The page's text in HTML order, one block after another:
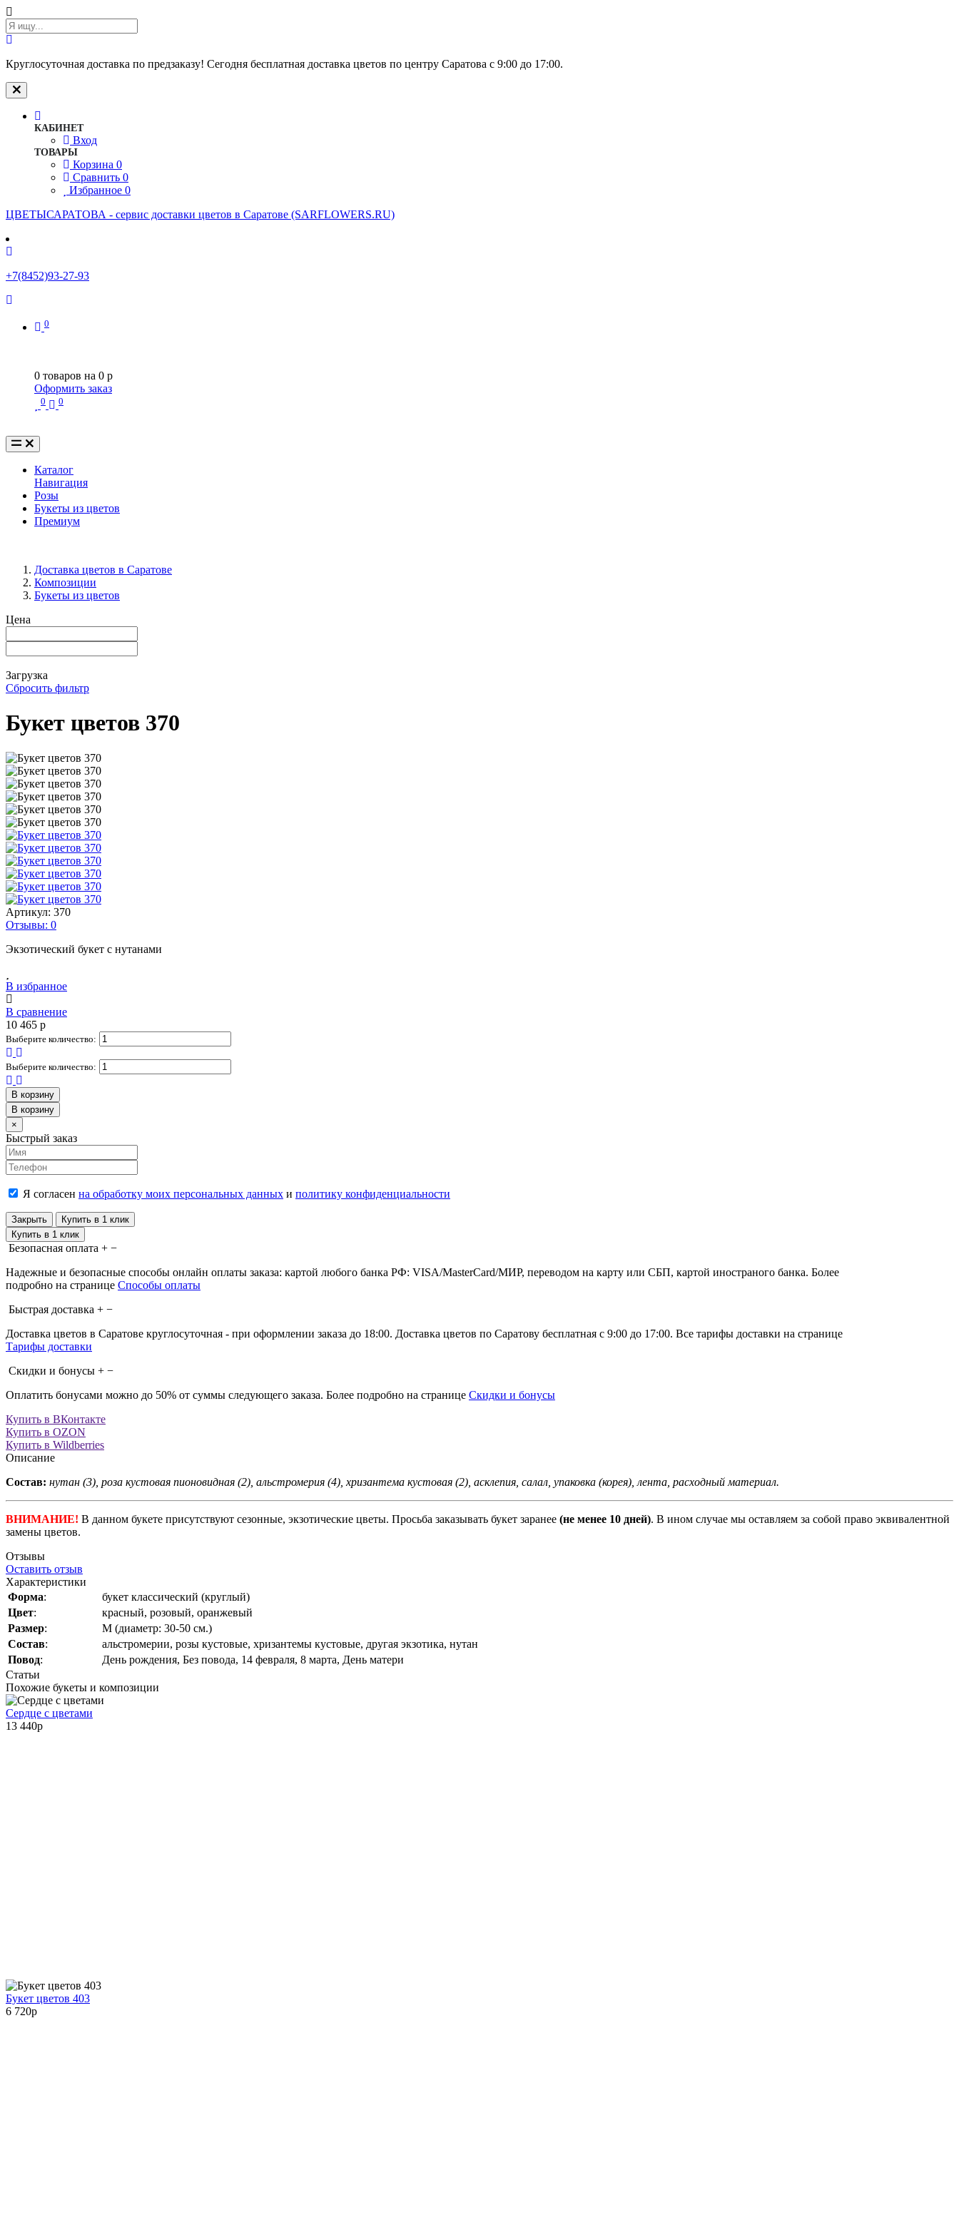
Круглосуточная доставка по предзаказу! Сегодня бесплатная доставка цветов по центру Саратова с 9:00 до 17:00.
КАБИНЕТ
Вход
ТОВАРЫ
Корзина 0
Сравнить 0
Избранное 0
ЦВЕТЫСАРАТОВА - cервис доставки цветов в Саратове (SARFLOWERS.RU)
+7(8452)93-27-93
0
0 товаров на 0 p
Оформить заказ
0 0
Каталог
Навигация
Розы
Букеты из цветов
Премиум
Доставка цветов в Саратове
Композиции
Букеты из цветов
Цена
Загрузка
Сбросить фильтр
Букет цветов 370
Артикул: 370
Отзывы: 0
Экзотический букет с нутанами
В избранное
В сравнение
10 465 p
Выберите количество:
Выберите количество:
В корзину
В корзину
×
Быстрый заказ
Я согласен на обработку моих персональных данных и политику конфиденциальности
Закрыть
Купить в 1 клик
Купить в 1 клик
Безопасная оплата + −
Надежные и безопасные способы онлайн оплаты заказа: картой любого банка РФ: VISA/MasterCard/МИР, переводом на карту или СБП, картой иностраного банка. Более
подробно на странице Способы оплаты
Быстрая доставка + −
Доставка цветов в Саратове круглосуточная - при оформлении заказа до 18:00. Доставка цветов по Саратову бесплатная с 9:00 до 17:00. Все тарифы доставки на странице
Тарифы доставки
Скидки и бонусы + −
Оплатить бонусами можно до 50% от суммы следующего заказа. Более подробно на странице Скидки и бонусы
Купить в ВКонтакте
Купить в OZON
Купить в Wildberries
Описание
Состав: нутан (3), роза кустовая пионовидная (2), альстромерия (4), хризантема кустовая (2), асклепия, салал, упаковка (корея), лента, расходный материал.
ВНИМАНИЕ! В данном букете присутствуют сезонные, экзотические цветы. Просьба заказывать букет заранее (не менее 10 дней). В ином случае мы оставляем за собой право эквивалентной
замены цветов.
Отзывы
Оставить отзыв
Характеристики
Форма:
букет классический (круглый)
Цвет:
красный, розовый, оранжевый
Размер:
M (диаметр: 30-50 см.)
Состав:
альстромерии, розы кустовые, хризантемы кустовые, другая экзотика, нутан
Повод:
День рождения, Без повода, 14 февраля, 8 марта, День матери
Статьи
Похожие букеты и композиции
Сердце с цветами
13 440p
Букет цветов 403
6 720p